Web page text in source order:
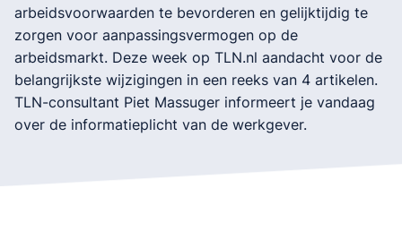
arbeidsvoorwaarden te bevorderen en gelijktijdig te
zorgen voor aanpassingsvermogen op de
arbeidsmarkt. Deze week op TLN.nl aandacht voor de
belangrijkste wijzigingen in een reeks van 4 artikelen.
TLN-consultant Piet Massuger informeert je vandaag
over de informatieplicht van de werkgever.